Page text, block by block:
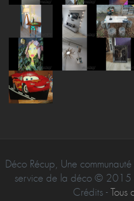
Déco Récup, Une
service de la déco © 2015
Crédits - Tous